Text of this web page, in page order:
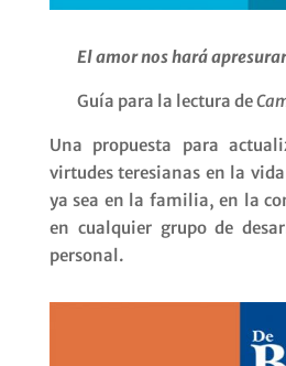
El amor nos hará
Guía para la lectura de
Una propuesta para
virtudes teresianas en la
ya sea en la familia, en la
en cualquier grupo de
personal.